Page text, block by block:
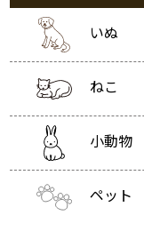
いぬ
ねこ
小動物
ペット